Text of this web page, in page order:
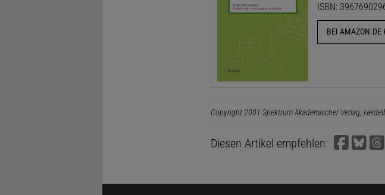
ISBN:
BEI AMAZON.DE
Copyright 2001 Spektrum Akademischer Verlag,
Diesen Artikel empfehlen: